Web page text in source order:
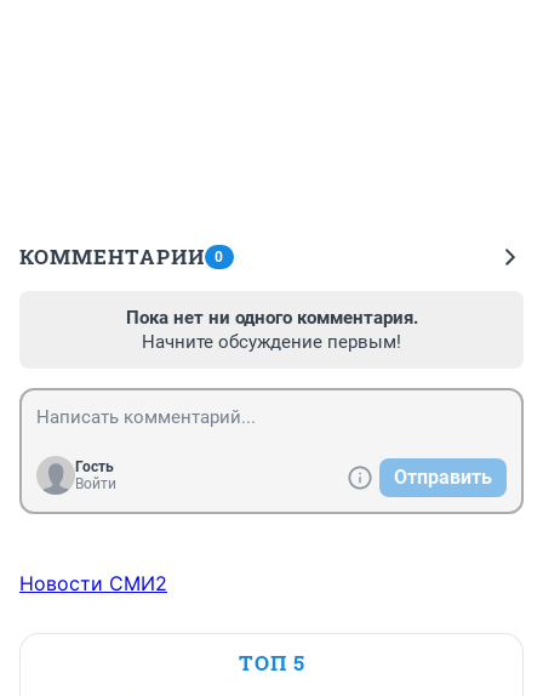
КОММЕНТАРИИ 0
Пока нет ни одного комментария.
Начните обсуждение первым!
Гость
Войти
Отправить
Новости СМИ2
ТОП 5